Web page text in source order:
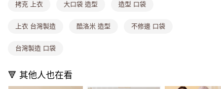
3.實際核准額度、可分期數及費用金額請依後續交易確認頁面所載為準。
消。如遇「轉專審核」未通過狀況，表示未達大哥付你分期系統評分，恕無
1.分期款項不併入電信帳單，「大哥付你分期」於每月結算日後寄送繳費提
帳／街口支付／iPASS MONEY」等通路繳費。
全家取貨付款
每筆NT$80，滿NT$699(含以上)免運費
每筆NT$80，滿NT$699(含以上)免運費
萊爾富取貨付款
每筆NT$8,888，滿NT$8,888(含以上)免運費
拷克 上衣 大口袋 造型 造型 口袋
上衣 台灣製造 酷洛米 造型 不修邊 口袋
台灣製造 口袋
🔻 其他人也在看